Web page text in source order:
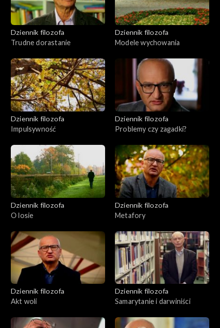
Dziennik filozofa
Trudne dorastanie
Dziennik filozofa
Modele wychowania
Dziennik filozofa
Impulsywność
Dziennik filozofa
Problemy czy zagadki?
Dziennik filozofa
O losie
Dziennik filozofa
Metafory
Dziennik filozofa
Akt woli
Dziennik filozofa
Samarytanie i darwiniści